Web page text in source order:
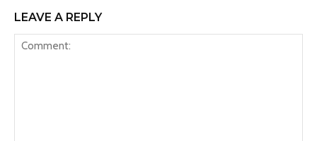
LEAVE A REPLY